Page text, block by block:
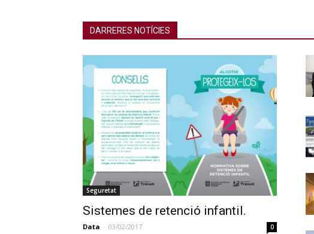
DARRERES NOTÍCIES
Seguretat
Sistemes de retenció infantil.
Data - 03/02/2017 0